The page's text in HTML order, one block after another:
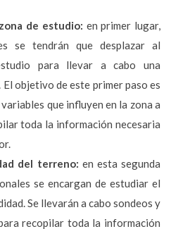
de estudio: en primer lugar,
se tendrán que desplazar al
para llevar a cabo una
objetivo de este primer paso es
que influyen en la zona a
toda la información necesaria
del terreno: en esta segunda
se encargan de estudiar el
Se llevarán a cabo sondeos y
recopilar toda la información